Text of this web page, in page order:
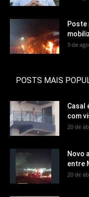
Poste
3 de
POSTS MAIS
Casal
com
20 de
Novo
entre
20 de